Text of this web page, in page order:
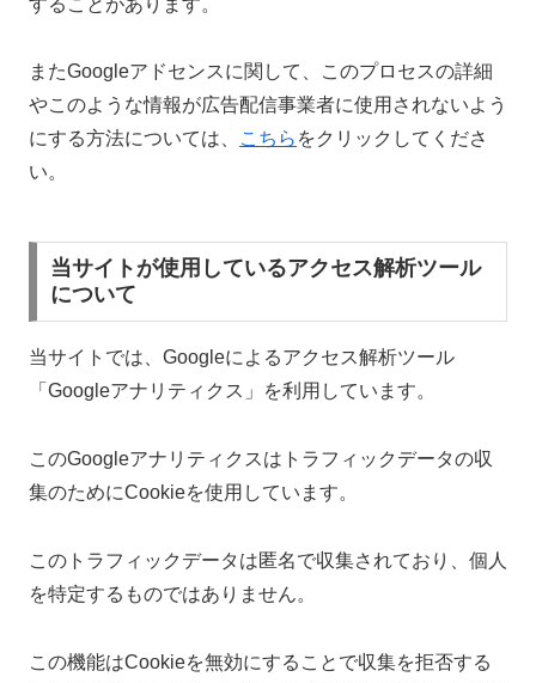
またGoogleアドセンスに関して、このプロセスの詳細
やこのような情報が広告配信事業者に使用されないよう
にする方法については、
こちら をクリックしてくださ
い。
当サイトが使用しているアクセス解析ツール
について
当サイトでは、Googleによるアクセス解析ツール
「Googleアナリティクス」を利用しています。
このGoogleアナリティクスはトラフィックデータの収
集のためにCookieを使用しています。
このトラフィックデータは匿名で収集されており、個人
を特定するものではありません。
この機能はCookieを無効にすることで収集を拒否する